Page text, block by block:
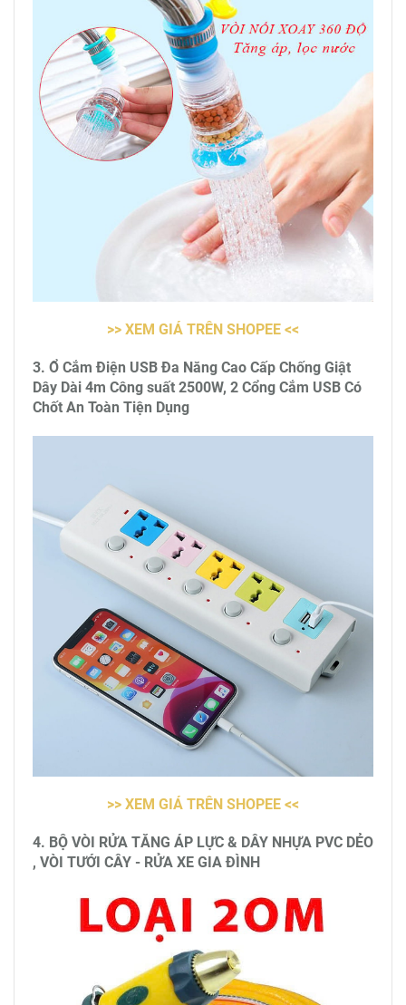
>> XEM GIÁ TRÊN SHOPEE <<
3. Ổ Cắm Điện USB Đa Năng Cao Cấp Chống Giật
Dây Dài 4m Công suất 2500W, 2 Cổng Cắm USB Có
Chốt An Toàn Tiện Dụng
>> XEM GIÁ TRÊN SHOPEE <<
4. BỘ VÒI RỬA TĂNG ÁP LỰC & DÂY NHỰA PVC DẺO
, VÒI TƯỚI CÂY - RỬA XE GIA ĐÌNH